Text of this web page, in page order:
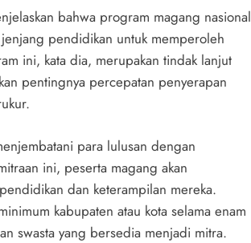
bahwa program magang nasional
pendidikan untuk memperoleh
ini, kata dia, merupakan tindak lanjut
pentingnya percepatan penyerapan
para lulusan dengan
ini, peserta magang akan
dan keterampilan mereka.
kabupaten atau kota selama enam
swasta yang bersedia menjadi mitra.